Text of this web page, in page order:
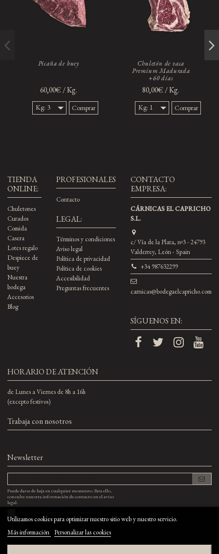
Picaña de buey
60,00€ / Kg.
Kg: 3
Kg.
Comprar
Chuletón de vaca
Premium Madurada
+60 días
80,00€ / Kg.
Kg: 1
Kg.
Comprar
TIENDA
ONLINE:
Chuletones
Curados
Comida
Casera
Lotes regalo
Despiece de
buey
Nuestra
bodega
Accesorios
Blog
PROFESIONALES
Contacto
LEGAL:
Términos y condiciones
Aviso legal
Política de privacidad
Política de cookies
Accesibilidad
Preguntas frecuentes
CONTACTO
EMPRESA:
CÁRNICAS EL CAPRICHO
S.L.
c/ Vía de la Plata, nº3 - 24793
Valderrey, León - Spain
+34 987632299
carnicas@bodegaelcapricho.com
SÍGUENOS EN:
Utilizamos cookies para optimizar nuestro sitio web y nuestro servicio.
Más información Personalizar las cookies
HORARIO DE ATENCIÓN
de Lunes a Viernes de 8h a 16h
(excepto festivos)
Trabaja con nosotros
Newsletter
Puede darse de baja en cualquier momento. Para ello,
consulte nuestra información de contacto en el aviso
legal.
confidencialidad